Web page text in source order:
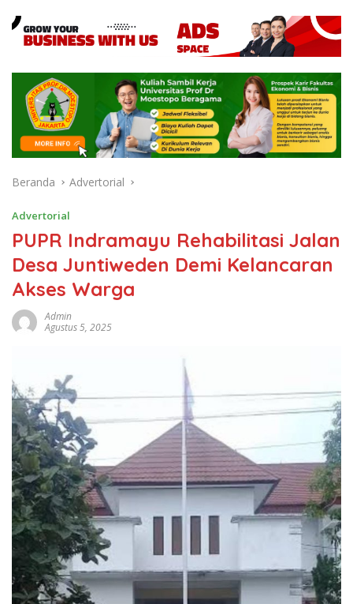
Beranda Advertorial
Advertorial
PUPR Indramayu Rehabilitasi Jalan
Desa Juntiweden Demi Kelancaran
Akses Warga
Admin
Agustus 5, 2025